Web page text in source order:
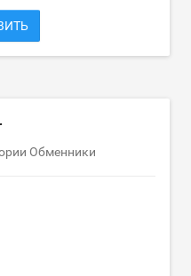
Обменники